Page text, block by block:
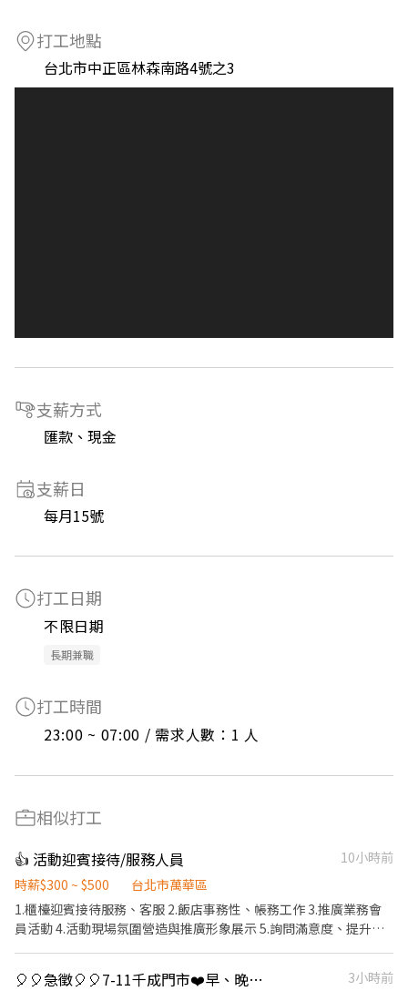
打工地點
台北市中正區林森南路4號之3
支薪方式
匯款、現金
支薪日
每月15號
打工日期
不限日期
長期兼職
打工時間
23:00 ~ 07:00 / 需求人數：1 人
相似打工
👍 活動迎賓接待/服務人員
10小時前
時薪$300 ~ $500
台北市萬華區
1.櫃檯迎賓接待服務、客服 2.飯店事務性、帳務工作 3.推廣業務會
員活動 4.活動現場氛圍營造與推廣形象展示 5.詢問滿意度、提升服
🎈🎈急徵🎈🎈7-11千成門市❤️早、晚、夜班兼職
3小時前